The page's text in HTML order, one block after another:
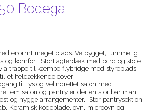
Bodega
enormt meget plads. Velbygget, rummelig
og komfort. Stort agterdæk med bord og stole
trappe til kæmpe flybridge med styreplads
et heldækkende cover.
til lys og velindrettet salon med
salon og pantry er der en stor bar man
og hygge arrangementer. Stor pantrysektion
Keramisk kogeplade, ovn, microovn og